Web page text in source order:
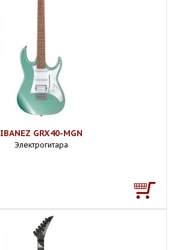
IBANEZ GRX40-MGN
Электрогитара